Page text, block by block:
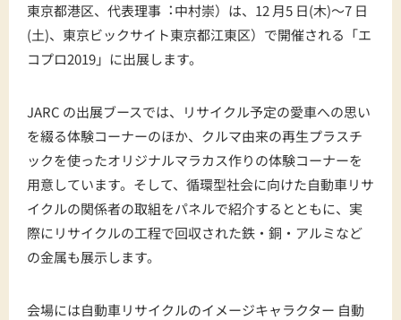
東京都港区、代表理事︓中村崇）は、12 月5 日(木)～7 日
(土)、東京ビックサイト東京都江東区）で開催される「エ
コプロ2019」に出展します。
JARC の出展ブースでは、リサイクル予定の愛車への思い
を綴る体験コーナーのほか、クルマ由来の再生プラスチ
ックを使ったオリジナルマラカス作りの体験コーナーを
用意しています。そして、循環型社会に向けた自動車リサ
イクルの関係者の取組をパネルで紹介するとともに、実
際にリサイクルの工程で回収された鉄・銅・アルミなど
の金属も展示します。
会場には自動車リサイクルのイメージキャラクター 自動